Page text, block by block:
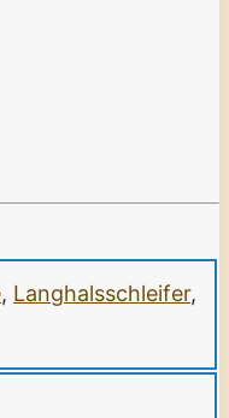
, Langhalsschleifer,